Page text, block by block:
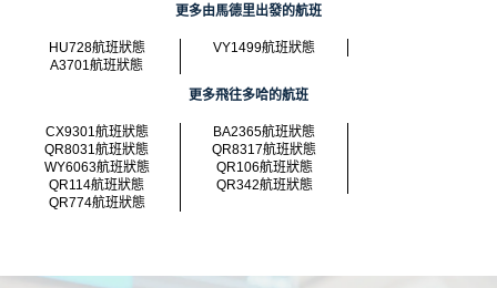
更多由馬德里出發的航班
HU728航班狀態
VY1499航班狀態
A3701航班狀態
更多飛往多哈的航班
CX9301航班狀態
BA2365航班狀態
QR8031航班狀態
QR8317航班狀態
WY6063航班狀態
QR106航班狀態
QR114航班狀態
QR342航班狀態
QR774航班狀態